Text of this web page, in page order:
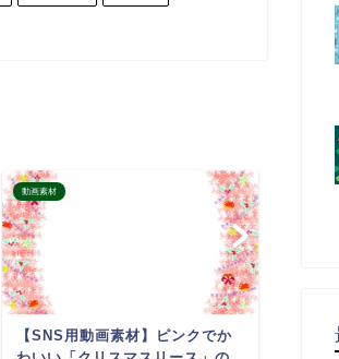
動画素材
【SNS用動画素材】ピンクでか
ハー